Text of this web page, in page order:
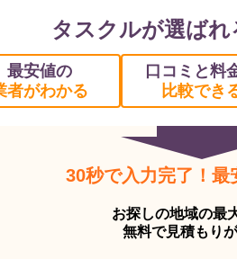
タスクルが選ばれ
最安値の
者がわかる
口コミと料
比較でき
30秒で入力完了！最
お探しの地域の最
無料で見積もり